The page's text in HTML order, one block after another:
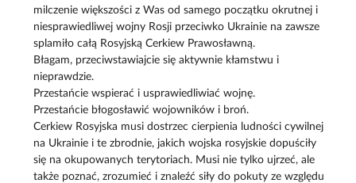
milczenie większości z Was od samego początku okrutnej i
niesprawiedliwej wojny Rosji przeciwko Ukrainie na zawsze
splamiło całą Rosyjską Cerkiew Prawosławną.
Błagam, przeciwstawiajcie się aktywnie kłamstwu i
nieprawdzie.
Przestańcie wspierać i usprawiedliwiać wojnę.
Przestańcie błogosławić wojowników i broń.
Cerkiew Rosyjska musi dostrzec cierpienia ludności cywilnej
na Ukrainie i te zbrodnie, jakich wojska rosyjskie dopuściły
się na okupowanych terytoriach. Musi nie tylko ujrzeć, ale
także poznać, zrozumieć i znaleźć siły do pokuty ze względu